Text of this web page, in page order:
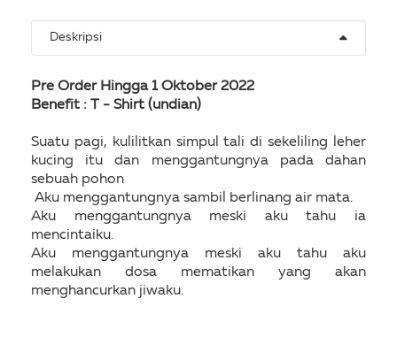
Deskripsi
Pre Order Hingga 1 Oktober 2022
Benefit : T - Shirt (undian)
Suatu pagi, kulilitkan simpul tali di sekeliling leher
kucing itu dan menggantungnya pada dahan
sebuah pohon
Aku menggantungnya sambil berlinang air mata.
Aku menggantungnya meski aku tahu ia
mencintaiku.
Aku menggantungnya meski aku tahu aku
melakukan dosa mematikan yang akan
menghancurkan jiwaku.